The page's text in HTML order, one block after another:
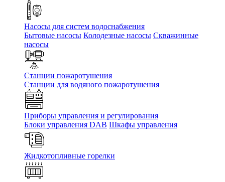
Насосы для систем водоснабжения
Бытовые насосы Колодезные насосы Скважинные
насосы
Станции пожаротушения
Станции для водяного пожаротушения
Приборы управления и регулирования
Блоки управления DAB Шкафы управления
Жидкотопливные горелки